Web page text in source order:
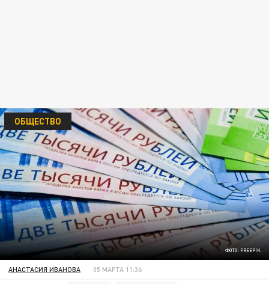
ФОТО: FREEPIK
ОБЩЕСТВО
АНАСТАСИЯ ИВАНОВА 05 МАРТА 11:36